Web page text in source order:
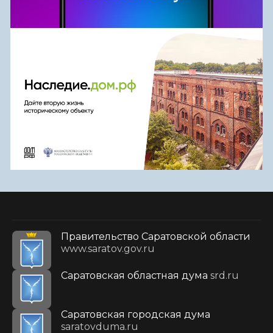
Правительство Саратовской области
www.saratov.gov.ru
Саратовская областная дума srd.ru
Саратовская городская дума
saratovduma.ru